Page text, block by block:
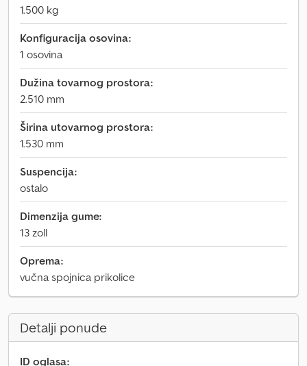
1.500 kg
Konfiguracija osovina:
1 osovina
Dužina tovarnog prostora:
2.510 mm
Širina utovarnog prostora:
1.530 mm
Suspencija:
ostalo
Dimenzija gume:
13 zoll
Oprema:
vučna spojnica prikolice
Detalji ponude
ID oglasa: